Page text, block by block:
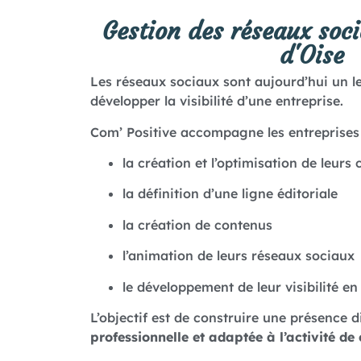
Gestion des réseaux
d'Oise
Les réseaux sociaux sont aujourd’hui un
développer la visibilité d’une entreprise.
Com’ Positive accompagne les
la création et l’optimisation de leurs
la définition d’une ligne éditoriale
la création de contenus
l’animation de leurs réseaux sociaux
le développement de leur visibilité
L’objectif est de construire une présence
professionnelle et adaptée à l’activité de